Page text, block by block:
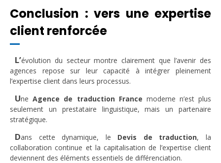
Conclusion : vers une expertise
client renforcée
L’évolution du secteur montre clairement que l’avenir des
agences repose sur leur capacité à intégrer pleinement
l’expertise client dans leurs processus.
UneAgence de traduction France moderne n’est plus
seulement un prestataire linguistique, mais un partenaire
stratégique.
Dans cette dynamique, le Devis de traduction, la
collaboration continue et la capitalisation de l’expertise client
deviennent des éléments essentiels de différenciation.